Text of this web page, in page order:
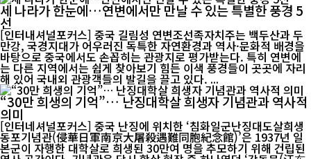
세 나라가 한눈에…연변에서만 만날 수 있는 특별한 풍경 5
선
[인터내셔널포커스] 중국 길림성 연변조선족자치주는 백두산과 두
만강, 국경지대가 어우러진 독특한 자연환경과 역사·문화적 배경을
바탕으로 중국에서도 손꼽히는 관광지로 평가받는다. 특히 연변에
는 다른 지역에서는 쉽게 찾아보기 힘든 이색 풍경들이 곳곳에 자리
해 있어 국내외 관광객들의 발길을 끌고 있다. ...
“30만 희생의 기억”… 난징대학살 희생자 기념관과 역사적
의미
[인터네셔널포커스] 중국 난징에 위치한 ‘침화일군난징대도살희생
동포기념관(侵華日軍南京大屠殺遇難同胞紀念館)’은 1937년 일
본군이 자행한 대학살로 희생된 30만여 명을 추모하기 위해 건립된